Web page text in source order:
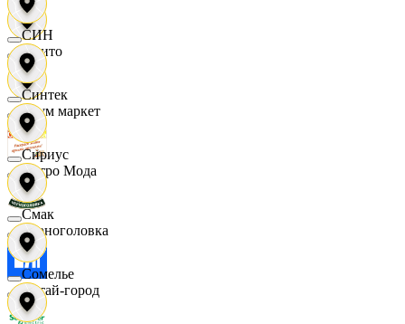
Фрито
Хоум маркет
Цетро Мода
Черноголовка
Читай-город
СИН
Синтек
Сириус
Смак
Сомелье